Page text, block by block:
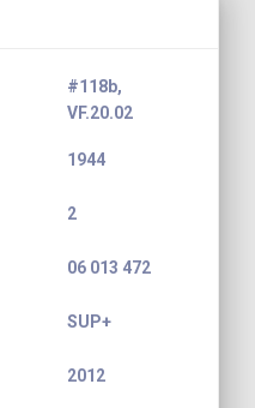
#118b,
VF.20.02
1944
2
06 013 472
SUP+
2012